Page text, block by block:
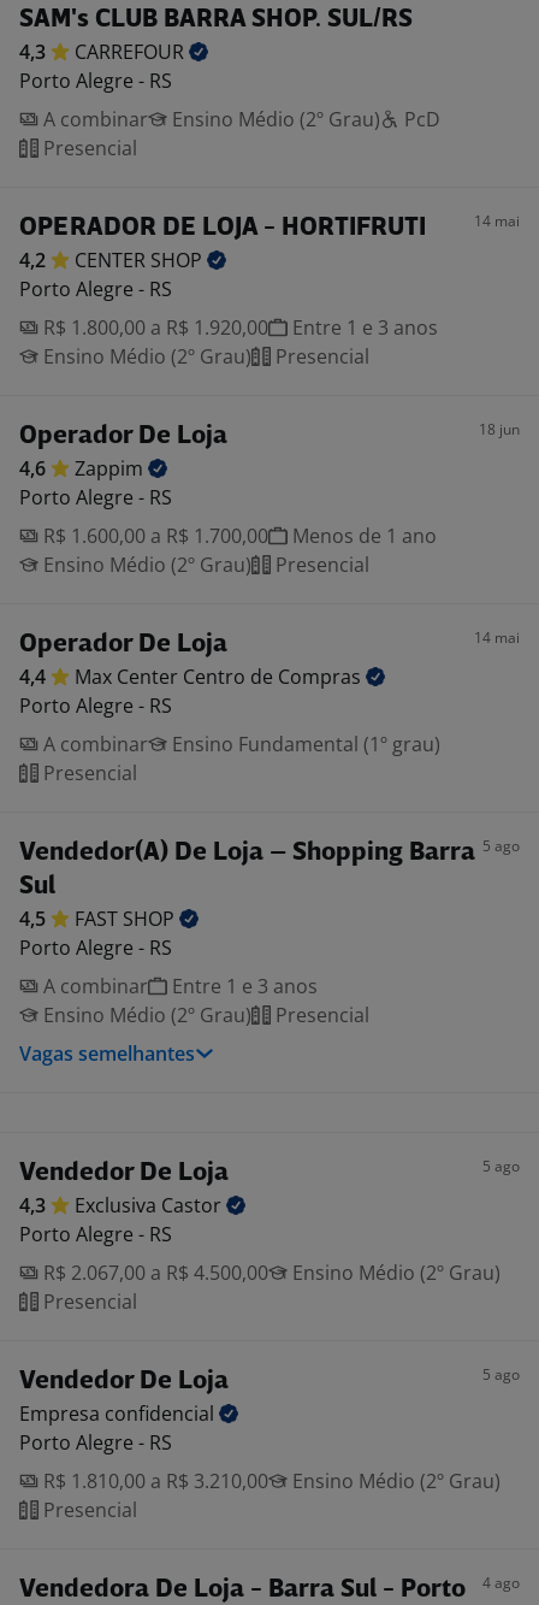
SAM's CLUB BARRA SHOP. SUL/RS
4,3
CARREFOUR
Porto Alegre - RS
A combinar
Ensino Médio (2º Grau)
PcD
Presencial
OPERADOR DE LOJA - HORTIFRUTI 14 mai
4,2 CENTER SHOP
Porto Alegre - RS
R$ 1.800,00 a R$ 1.920,00
Entre 1 e 3 anos
Ensino Médio (2º Grau)
Presencial
Operador De Loja 18 jun
4,6
Zappim
Porto Alegre - RS
R$ 1.600,00 a R$ 1.700,00
Menos de 1 ano
Ensino Médio (2º Grau)
Presencial
Operador De Loja 14 mai
4,4 Max Center Centro de Compras
Porto Alegre - RS
A combinar
Ensino Fundamental (1º grau)
Presencial
Vendedor(A) De Loja – Shopping Barra
Sul
5 ago
4,5 FAST SHOP
Porto Alegre - RS
A combinar
Entre 1 e 3 anos
Ensino Médio (2º Grau)
Presencial
Vagas semelhantes
Vendedor De Loja 5 ago
4,3 Exclusiva Castor
Porto Alegre - RS
R$ 2.067,00 a R$ 4.500,00
Ensino Médio (2º Grau)
Presencial
Vendedor De Loja 5 ago
Empresa confidencial
Porto Alegre - RS
R$ 1.810,00 a R$ 3.210,00
Ensino Médio (2º Grau)
Presencial
Vendedora De Loja - Barra Sul - Porto 4 ago